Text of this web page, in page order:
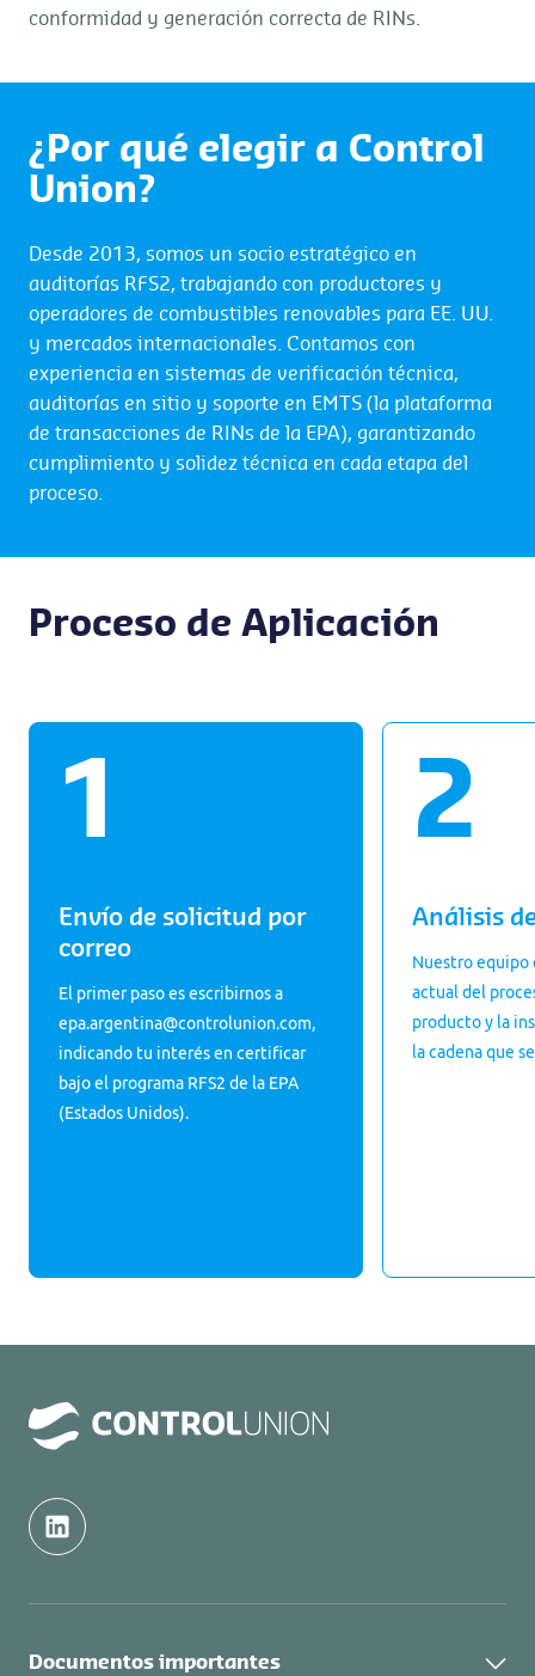
conformidad y generación correcta de RINs.
¿Por qué elegir a Control
Union?
Desde 2013, somos un socio estratégico en
auditorías RFS2, trabajando con productores y
operadores de combustibles renovables para EE. UU.
y mercados internacionales. Contamos con
experiencia en sistemas de verificación técnica,
auditorías en sitio y soporte en EMTS (la plataforma
de transacciones de RINs de la EPA), garantizando
cumplimiento y solidez técnica en cada etapa del
proceso.
Proceso de Aplicación
Envío de solicitud por
correo
El primer paso es escribirnos a
epa.argentina@controlunion.com,
indicando tu interés en certificar
bajo el programa RFS2 de la EPA
(Estados Unidos).
Análisis
Nuestro equipo
actual del
producto y la
la cadena que
Documentos importantes